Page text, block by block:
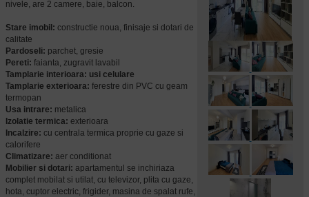
nivele, are 2 camere, baie, balcon.
Stare imobil: constructie noua, finisaje si dotari de
calitate
Pardoseli: parchet, gresie
Pereti: faianta, zugravit lavabil
Tamplarie interioara: usi celulare
Tamplarie exterioara: ferestre din PVC cu geam
termopan
Usa intrare: metalica
Izolatie termica: exterioara
Incalzire: cu centrala termica proprie cu gaze si
calorifere
Climatizare: aer conditionat
Mobilier si dotari: apartamentul se inchiriaza
complet mobilat si utilat, cu televizor, plita cu gaze,
hota, cuptor electric, frigider, masina de spalat rufe,